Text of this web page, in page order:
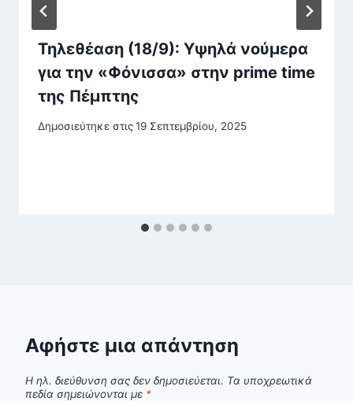
Τηλεθέαση (18/9): Υψηλά νούμερα
για την «Φόνισσα» στην prime time
της Πέμπτης
Δημοσιεύτηκε στις19 Σεπτεμβρίου, 2025
Αφήστε μια απάντηση
Η ηλ. διεύθυνση σας δεν δημοσιεύεται. Τα υποχρεωτικά
πεδία σημειώνονται με *